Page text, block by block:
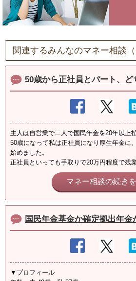
関連するみんなのマネー相談（
50歳から正社員とパート、ど
主人は自営業で二人で国民年金を20年以上
50歳になって私は正社員になり厚生年金に
始めました。
正社員といっても手取りで20万円程度で残
マネー相談の続き
国民年金基金か確定拠出年金
▼プロフィール